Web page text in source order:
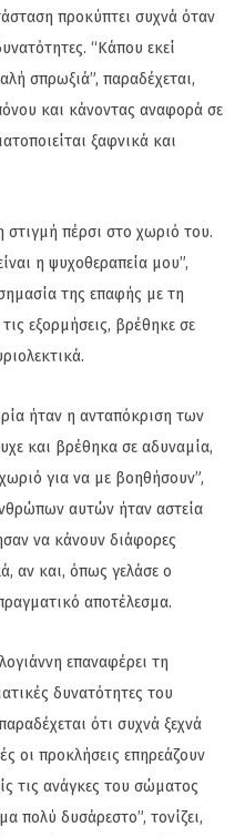
προκύπτει συχνά όταν
“Κάπου εκεί
σπρωξιά”, παραδέχεται,
και κάνοντας αναφορά σε
ξαφνικά και
στιγμή πέρσι στο χωριό του.
η ψυχοθεραπεία μου”,
της επαφής με τη
εξορμήσεις, βρέθηκε σε
ήταν η ανταπόκριση των
και βρέθηκα σε αδυναμία,
για να με βοηθήσουν”,
αυτών ήταν αστεία
να κάνουν διάφορες
αν και, όπως γελάσε ο
αποτέλεσμα.
επαναφέρει τη
δυνατότητες του
ότι συχνά ξεχνά
οι προκλήσεις επηρεάζουν
τις ανάγκες του σώματος
πολύ δυσάρεστο”, τονίζει,